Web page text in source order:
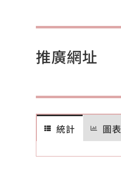
推廣網址
統計 圖表